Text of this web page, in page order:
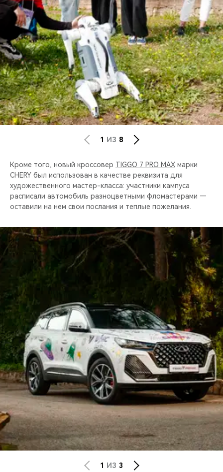
1 ИЗ 8
Кроме того, новый кроссовер TIGGO 7 PRO MAX марки
CHERY был использован в качестве реквизита для
художественного мастер-класса: участники кампуса
расписали автомобиль разноцветными фломастерами —
оставили на нем свои послания и теплые пожелания.
1 ИЗ 3